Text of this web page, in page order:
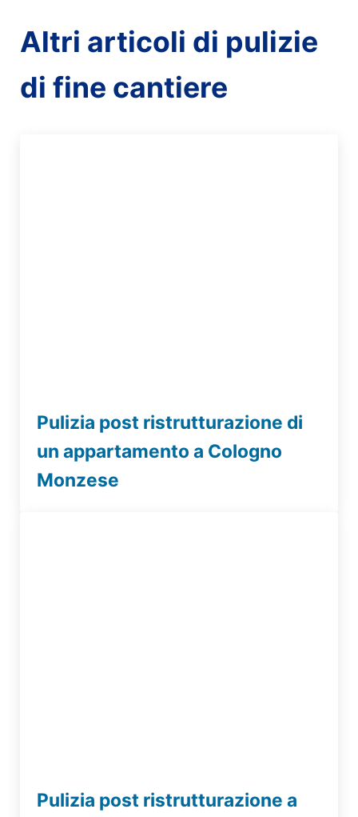
Altri articoli di pulizie
di fine cantiere
Pulizia post ristrutturazione di
un appartamento a Cologno
Monzese
Pulizia post ristrutturazione a